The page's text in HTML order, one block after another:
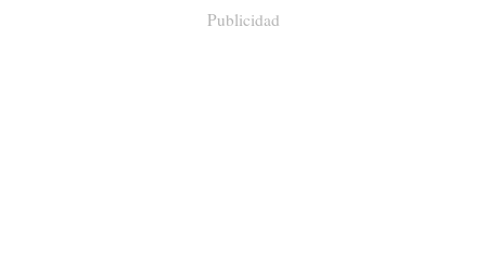
Publicidad